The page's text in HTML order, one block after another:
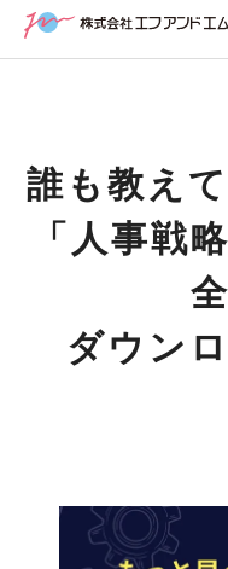
誰も教え
「人事戦
ダウン